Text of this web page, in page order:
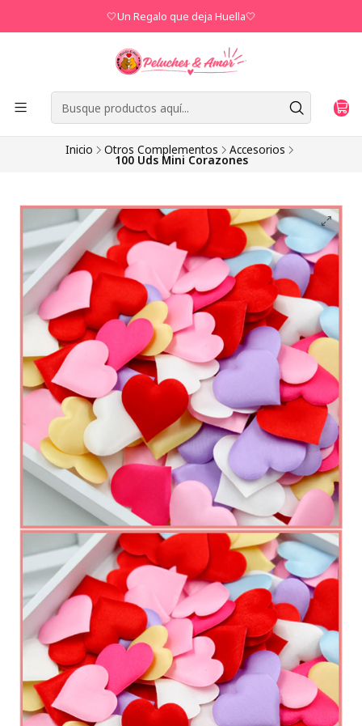
🤍Un Regalo que deja Huella🤍
Inicio Otros Complementos Accesorios
100 Uds Mini Corazones